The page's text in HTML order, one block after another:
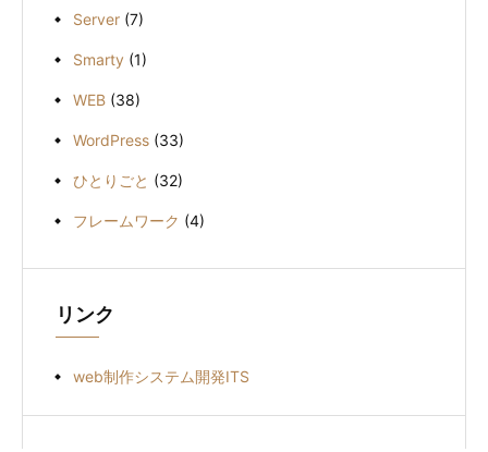
Server (7)
Smarty (1)
WEB (38)
WordPress (33)
ひとりごと (32)
フレームワーク (4)
リンク
web制作システム開発ITS